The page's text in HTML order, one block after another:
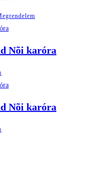
Nõi karóra
Nõi karóra